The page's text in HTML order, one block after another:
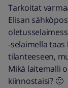
Tarkoitat
Elisan
-selaimella
tilanteeseen,
Mikä laitemalli
kiinnostaisi? 🙂